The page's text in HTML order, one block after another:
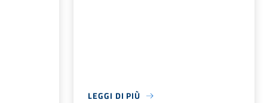
LEGGI DI PIÙ